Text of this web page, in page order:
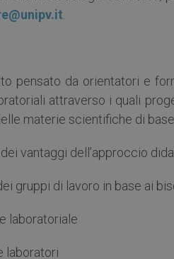
pensato da orientatori e
attraverso i quali
materie scientifiche di base.
vantaggi dell’approccio
gruppi di lavoro in base ai
laboratoriale
laboratori